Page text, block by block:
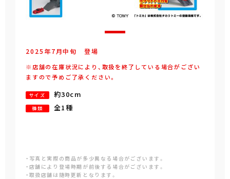
2025年7月中旬 登場
※店舗の在庫状況により、取扱を終了している場合がござい
ますので予めご了承ください。
サイズ 約30cm
種類 全1種
・写真と実際の商品が多少異なる場合がございます。
・店舗により登場時期が前後する場合がございます。
・取扱店舗は随時更新となります。